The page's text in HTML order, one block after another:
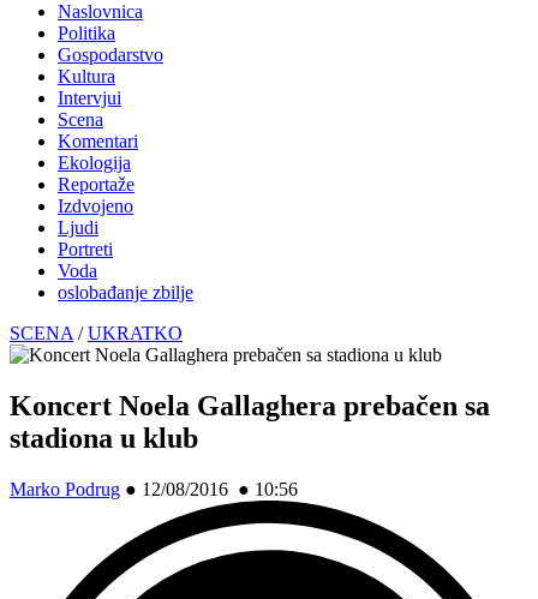
Naslovnica
Politika
Gospodarstvo
Kultura
Intervjui
Scena
Komentari
Ekologija
Reportaže
Izdvojeno
Ljudi
Portreti
Voda
oslobađanje zbilje
SCENA /UKRATKO
Koncert Noela Gallaghera prebačen sa
stadiona u klub
Marko Podrug ● 12/08/2016 ● 10:56